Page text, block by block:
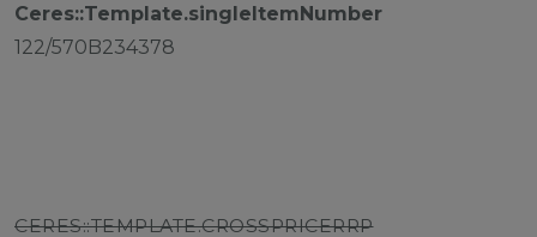
Ceres::Template.singleItemNumber
122/570B234378
CERES::TEMPLATE.CROSSPRICERRP